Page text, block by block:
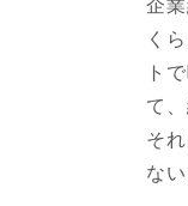
企
く
ト
て
そ
な